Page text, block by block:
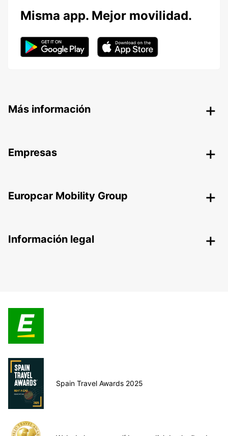
Misma app. Mejor movilidad.
Más información
Empresas
Europcar Mobility Group
Información legal
Spain Travel Awards 2025